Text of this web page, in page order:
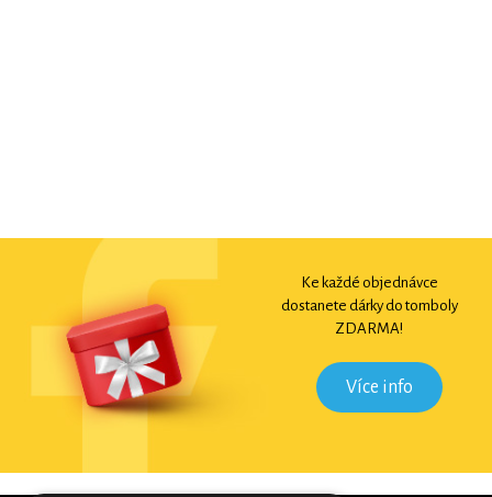
Ke každé objednávce
dostanete dárky do tomboly
ZDARMA!
Více info